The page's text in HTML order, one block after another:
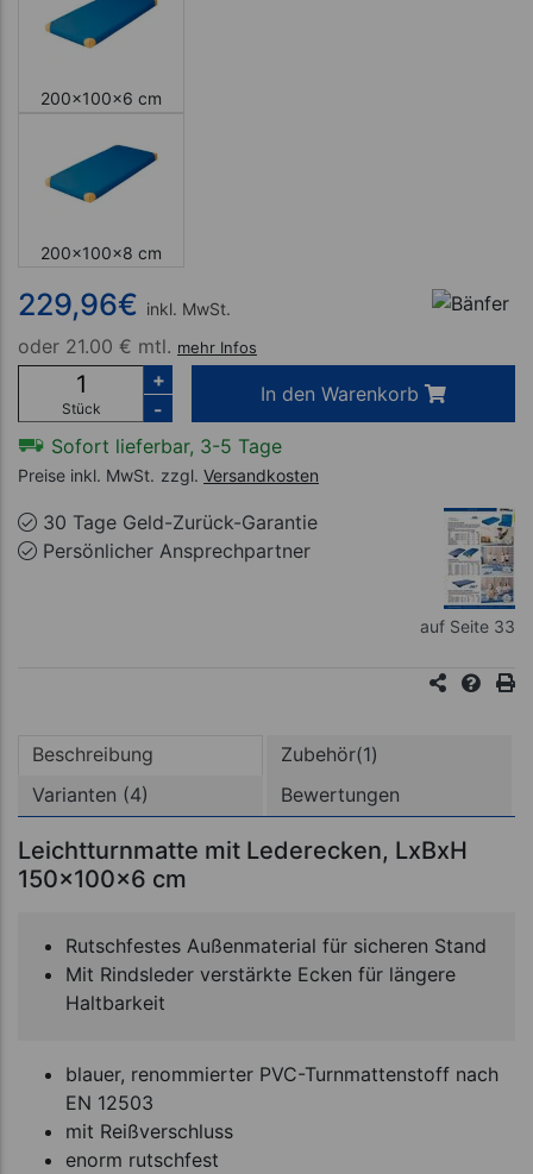
200x100x6 cm
200x100x8 cm
229,96€ inkl. MwSt.
oder 21.00 € mtl. mehr Infos
Stück
+
-
In den Warenkorb
Sofort lieferbar, 3-5 Tage
Preise inkl. MwSt. zzgl. Versandkosten
30 Tage Geld-Zurück-Garantie
Persönlicher Ansprechpartner
auf Seite 33
Beschreibung
Zubehör(1)
Varianten (4)
Bewertungen
Leichtturnmatte mit Lederecken, LxBxH
150x100x6 cm
Rutschfestes Außenmaterial für sicheren Stand
Mit Rindsleder verstärkte Ecken für längere
Haltbarkeit
blauer, renommierter PVC-Turnmattenstoff nach
EN 12503
mit Reißverschluss
enorm rutschfest